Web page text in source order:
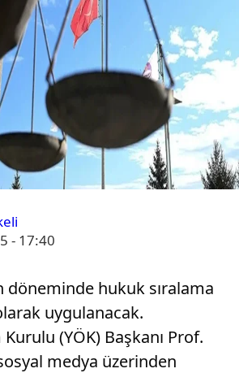
- 17:40
döneminde hukuk sıralama
uygulanacak.
(YÖK) Başkanı Prof.
medya üzerinden